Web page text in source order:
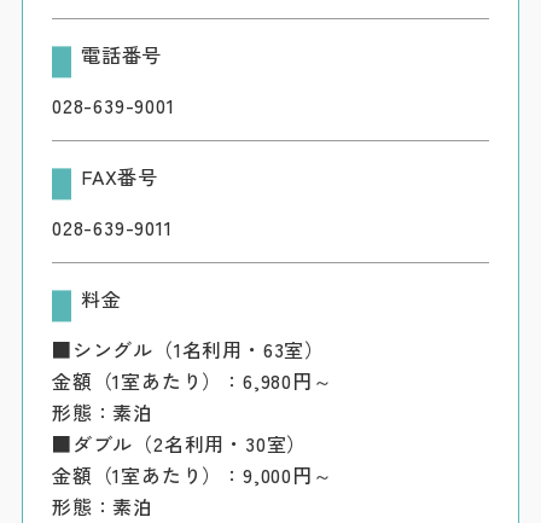
電話番号
028-639-9001
FAX番号
028-639-9011
料金
■シングル（1名利用・63室）
金額（1室あたり）：6,980円～
形態：素泊
■ダブル（2名利用・30室）
金額（1室あたり）：9,000円～
形態：素泊